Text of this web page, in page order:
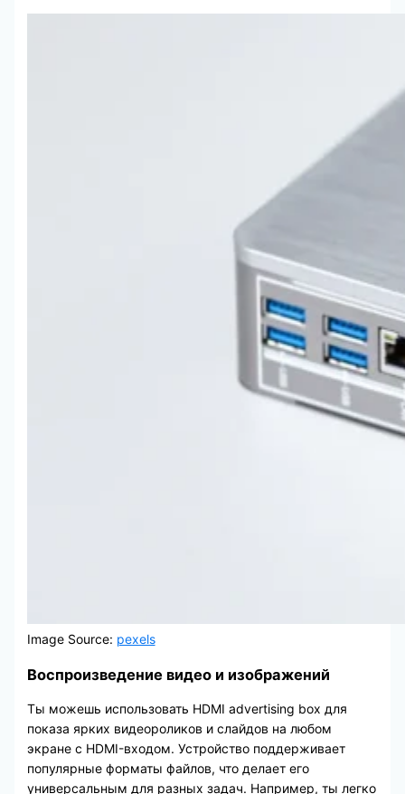
Image Source: pexels
Воспроизведение видео и изображений
Ты можешь использовать HDMI advertising box для
показа ярких видеороликов и слайдов на любом
экране с HDMI-входом. Устройство поддерживает
популярные форматы файлов, что делает его
универсальным для разных задач. Например, ты легко